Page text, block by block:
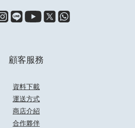
顧客服務
資料下載
運送方式
商店介紹
合作夥伴